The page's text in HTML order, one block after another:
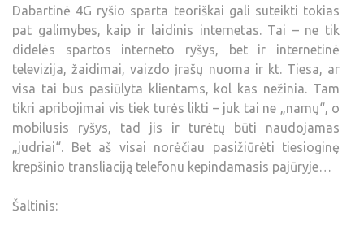
Dabartinė 4G ryšio sparta teoriškai gali suteikti tokias
pat galimybes, kaip ir laidinis internetas. Tai – ne tik
didelės spartos interneto ryšys, bet ir internetinė
televizija, žaidimai, vaizdo įrašų nuoma ir kt. Tiesa, ar
visa tai bus pasiūlyta klientams, kol kas nežinia. Tam
tikri apribojimai vis tiek turės likti – juk tai ne „namų“, o
mobilusis ryšys, tad jis ir turėtų būti naudojamas
„judriai“. Bet aš visai norėčiau pasižiūrėti tiesioginę
krepšinio transliaciją telefonu kepindamasis pajūryje…
Šaltinis: